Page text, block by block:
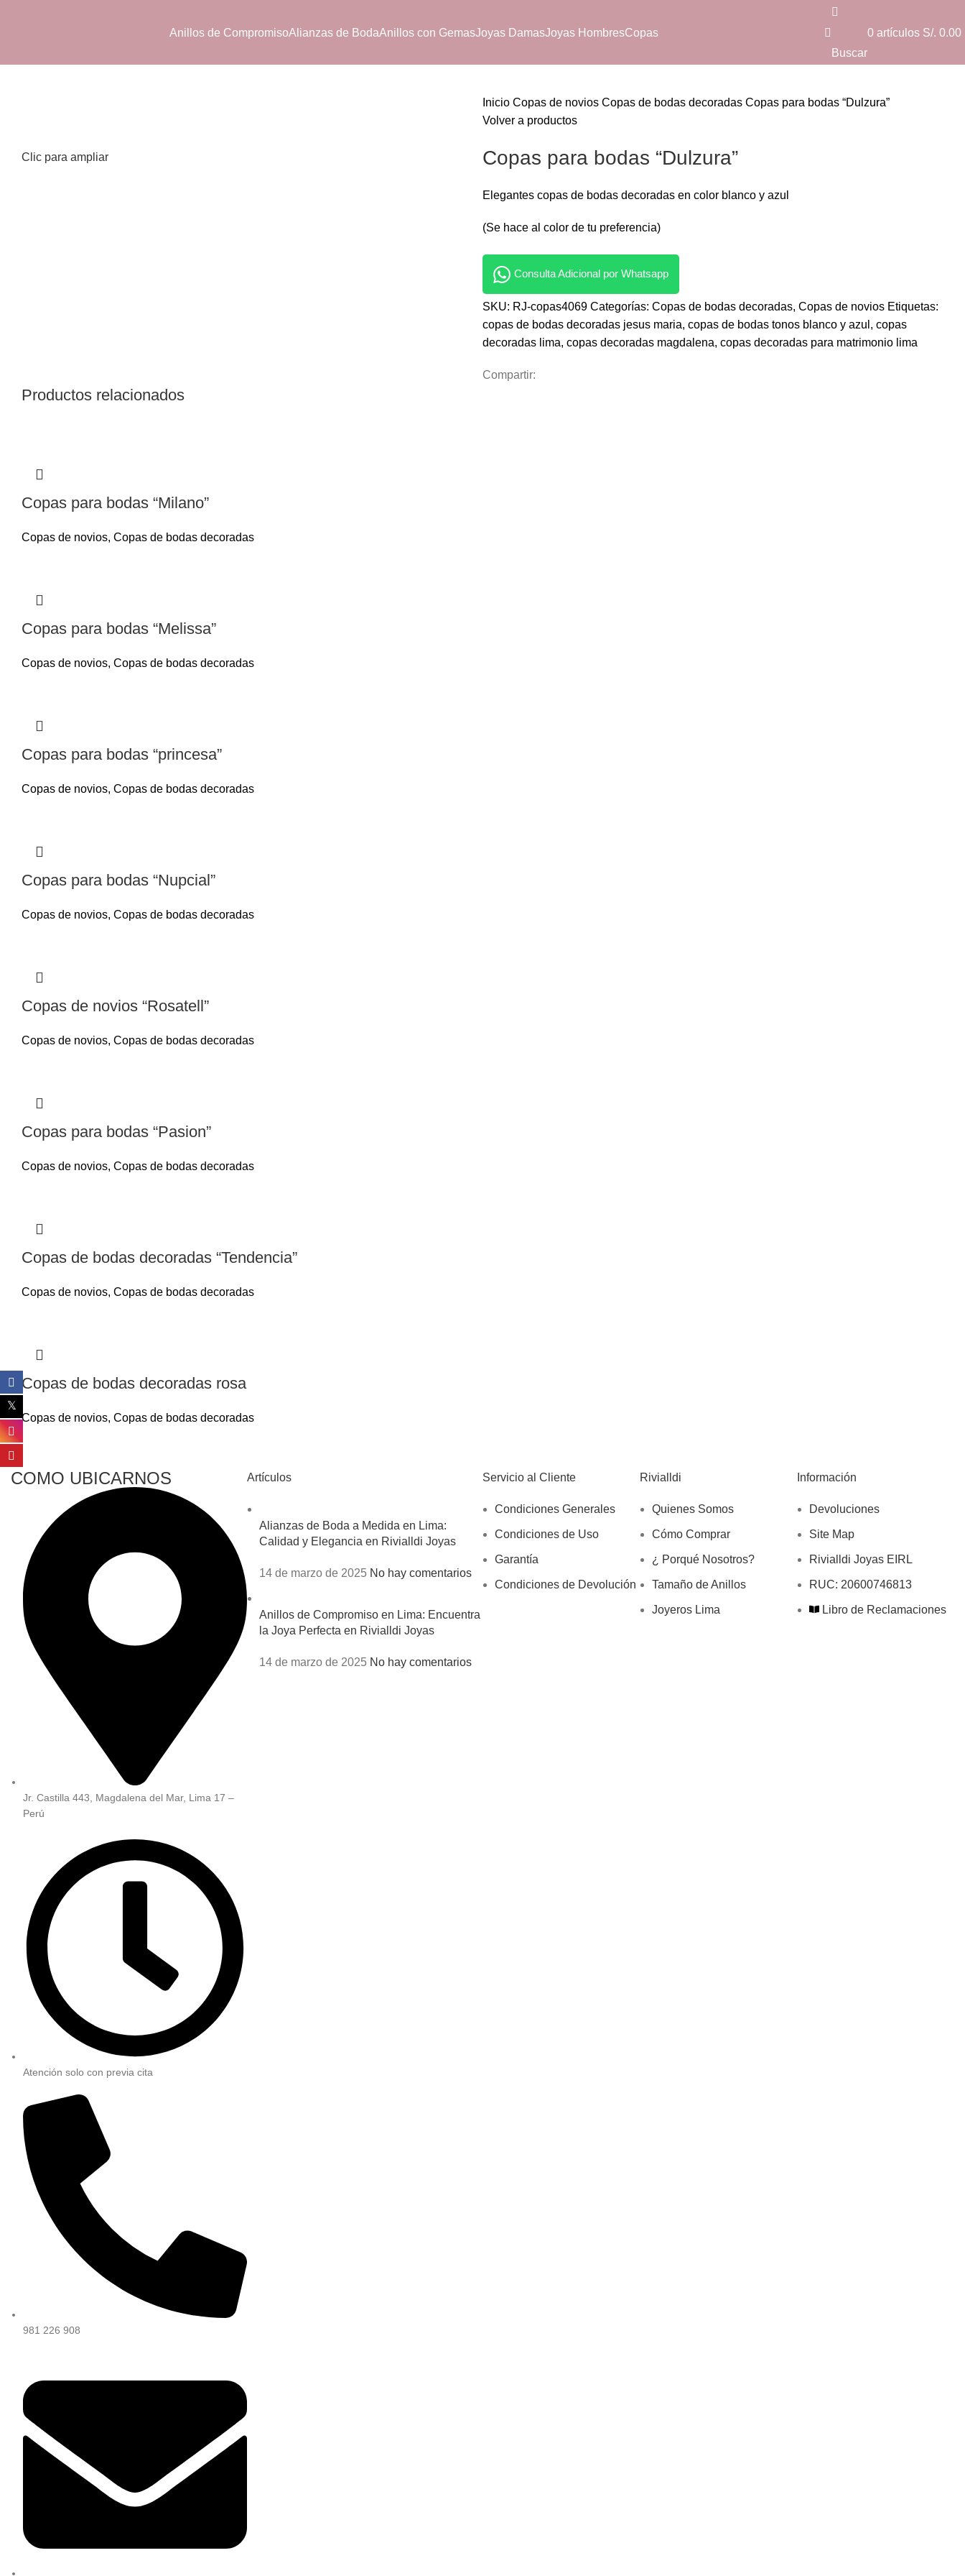
Anillos de CompromisoAlianzas de BodaAnillos con GemasJoyas DamasJoyas HombresCopas
Buscar
0 artículos S/. 0.00
Clic para ampliar
Inicio Copas de novios Copas de bodas decoradas Copas para bodas “Dulzura”
Volver a productos
Copas para bodas “Dulzura”
Elegantes copas de bodas decoradas en color blanco y azul
(Se hace al color de tu preferencia)
Consulta Adicional por Whatsapp
SKU: RJ-copas4069 Categorías: Copas de bodas decoradas, Copas de novios Etiquetas:
copas de bodas decoradas jesus maria, copas de bodas tonos blanco y azul , copas
decoradas lima, copas decoradas magdalena, copas decoradas para matrimonio lima
Compartir:
Productos relacionados
Copas para bodas “Milano”
Copas de novios, Copas de bodas decoradas
Copas para bodas “Melissa”
Copas de novios, Copas de bodas decoradas
Copas para bodas “princesa”
Copas de novios, Copas de bodas decoradas
Copas para bodas “Nupcial”
Copas de novios, Copas de bodas decoradas
Copas de novios “Rosatell”
Copas de novios, Copas de bodas decoradas
Copas para bodas “Pasion”
Copas de novios, Copas de bodas decoradas
Copas de bodas decoradas “Tendencia”
Copas de novios, Copas de bodas decoradas
Copas de bodas decoradas rosa
Copas de novios, Copas de bodas decoradas
COMO UBICARNOS
Jr. Castilla 443, Magdalena del Mar, Lima 17 –
Perú
Atención solo con previa cita
981 226 908
Artículos
Alianzas de Boda a Medida en Lima:
Calidad y Elegancia en Rivialldi Joyas
14 de marzo de 2025 No hay comentarios
Anillos de Compromiso en Lima: Encuentra
la Joya Perfecta en Rivialldi Joyas
14 de marzo de 2025 No hay comentarios
Servicio al Cliente
Condiciones Generales
Condiciones de Uso
Garantía
Condiciones de Devolución
Rivialldi
Quienes Somos
Cómo Comprar
¿ Porqué Nosotros?
Tamaño de Anillos
Joyeros Lima
Información
Devoluciones
Site Map
Rivialldi Joyas EIRL
RUC: 20600746813
Libro de Reclamaciones